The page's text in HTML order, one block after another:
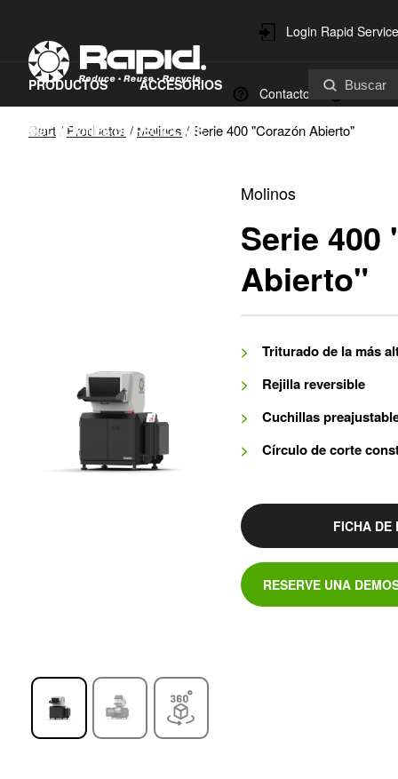
Login Rapid
Contacto Sobre
PRODUCTOS ACCESORIOS
SOLUCIONES DE RECICLAJE
Start / Productos / Molinos /Serie 400 "Corazón Abierto"
Molinos
Serie 400
Abierto"
Triturado de la más
Rejilla reversible
Cuchillas
Círculo de corte
FICHA DE
RESERVE UNA